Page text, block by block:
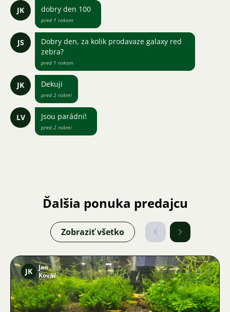
JK dobry den 100
pred 1 rokom
JS
Dobry den, za kolik prodavaze galaxy red
zebra?
pred 1 rokom
JK Dekuji
pred 2 rokmi
LV Jsou parádní!
pred 2 rokmi
Ďalšia ponuka predajcu
Zobraziť všetko
JK
Jan
Kovář